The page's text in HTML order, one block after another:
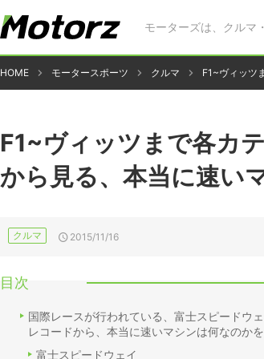
モーターズは、クルマ
HOME モータースポーツ クルマ F1~ヴィッツ
F1~ヴィッツまで各カ
から見る、本当に速い
クルマ 2015/11/16
目次
国際レースが行われている、富士スピードウ
レコードから、本当に速いマシンは何なのか
富士スピードウェイ